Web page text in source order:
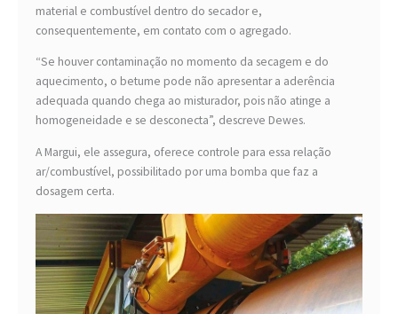
material e combustível dentro do secador e,
consequentemente, em contato com o agregado.
“Se houver contaminação no momento da secagem e do
aquecimento, o betume pode não apresentar a aderência
adequada quando chega ao misturador, pois não atinge a
homogeneidade e se desconecta”, descreve Dewes.
A Margui, ele assegura, oferece controle para essa relação
ar/combustível, possibilitado por uma bomba que faz a
dosagem certa.